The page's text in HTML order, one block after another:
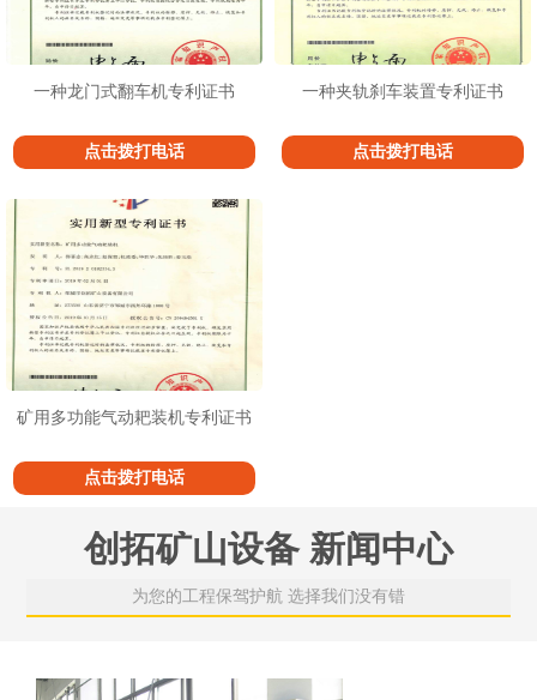
一种龙门式翻车机专利证书
点击拨打电话
一种夹轨刹车装置专利证书
点击拨打电话
矿用多功能气动耙装机专利证书
点击拨打电话
创拓矿山设备 新闻中心
为您的工程保驾护航 选择我们没有错